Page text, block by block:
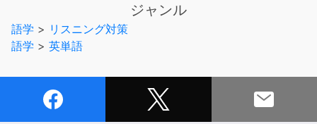
全784の単熟語は、以下の分野に整理されています。
自分の仕事と関連しやすい分野からの学習も可能な構成と
なっています。
Day07～14 【人事・仕事】
ジャンル
語学 > リスニング対策
語学 > 英単語